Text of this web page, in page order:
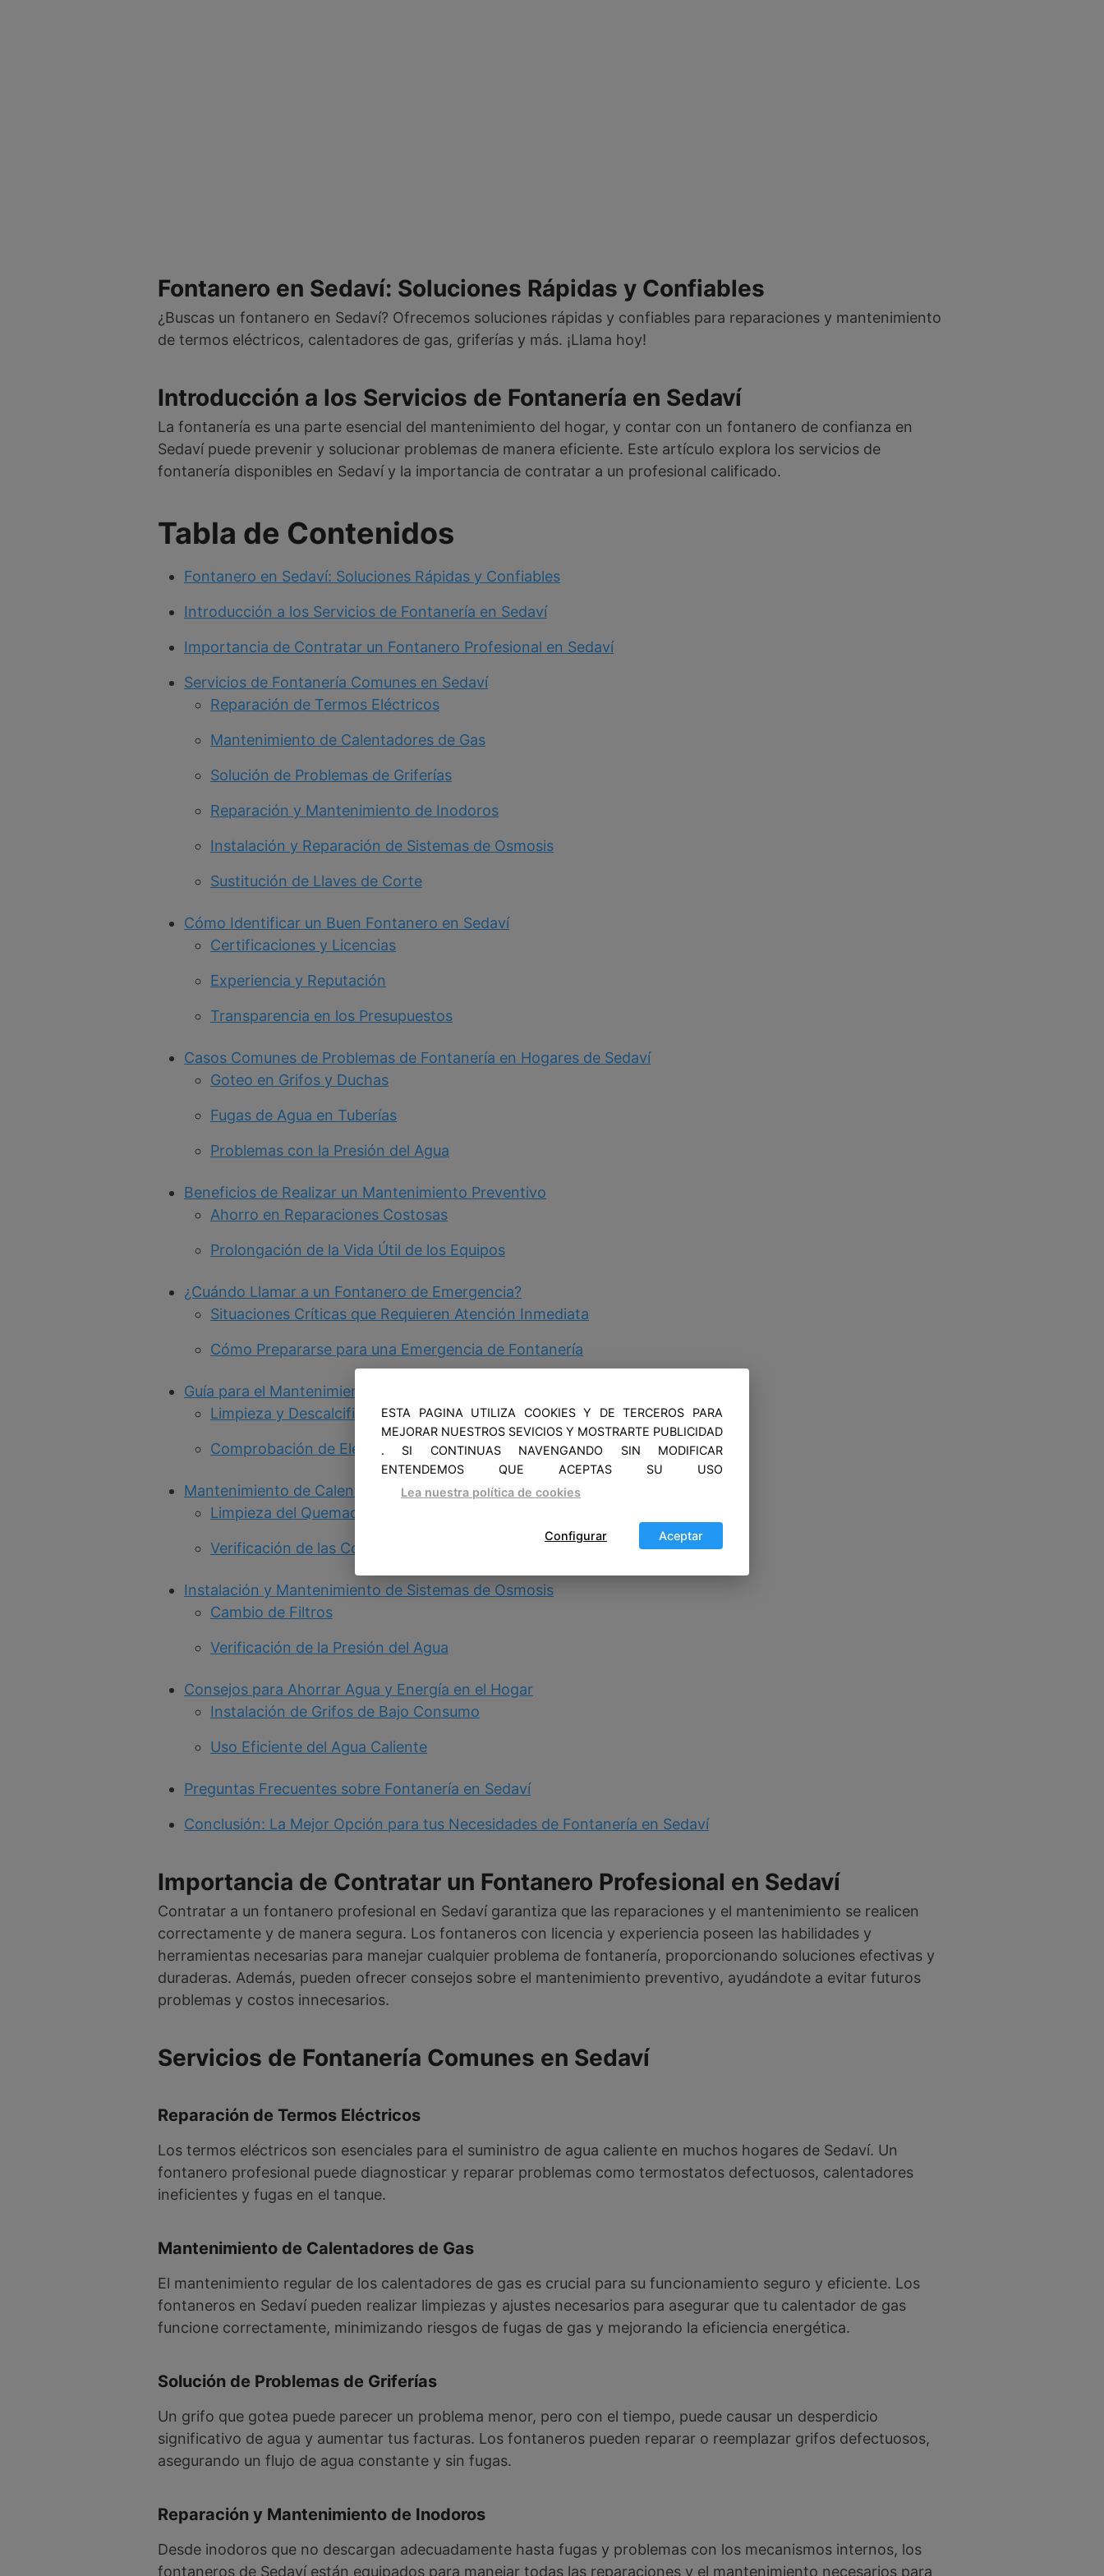
Fontanero en Sedaví: Soluciones Rápidas y Confiables
¿Buscas un fontanero en Sedaví? Ofrecemos soluciones rápidas y confiables para reparaciones y mantenimiento
de termos eléctricos, calentadores de gas, griferías y más. ¡Llama hoy!
Introducción a los Servicios de Fontanería en Sedaví
La fontanería es una parte esencial del mantenimiento del hogar, y contar con un fontanero de confianza en
Sedaví puede prevenir y solucionar problemas de manera eficiente. Este artículo explora los servicios de
fontanería disponibles en Sedaví y la importancia de contratar a un profesional calificado.
Tabla de Contenidos
Fontanero en Sedaví: Soluciones Rápidas y Confiables
Introducción a los Servicios de Fontanería en Sedaví
Importancia de Contratar un Fontanero Profesional en Sedaví
Servicios de Fontanería Comunes en Sedaví
Reparación de Termos Eléctricos
Mantenimiento de Calentadores de Gas
Solución de Problemas de Griferías
Reparación y Mantenimiento de Inodoros
Instalación y Reparación de Sistemas de Osmosis
Sustitución de Llaves de Corte
Cómo Identificar un Buen Fontanero en Sedaví
Certificaciones y Licencias
Experiencia y Reputación
Transparencia en los Presupuestos
Casos Comunes de Problemas de Fontanería en Hogares de Sedaví
Goteo en Grifos y Duchas
Fugas de Agua en Tuberías
Problemas con la Presión del Agua
Beneficios de Realizar un Mantenimiento Preventivo
Ahorro en Reparaciones Costosas
Prolongación de la Vida Útil de los Equipos
¿Cuándo Llamar a un Fontanero de Emergencia?
Situaciones Críticas que Requieren Atención Inmediata
Cómo Prepararse para una Emergencia de Fontanería
Guía para el Mantenimiento del Termo Eléctrico
Limpieza y Descalcificación
Comprobación de Elementos Eléctricos
Mantenimiento de Calentadores de Gas
Limpieza del Quemador
Verificación de las Conexiones de Gas
Instalación y Mantenimiento de Sistemas de Osmosis
Cambio de Filtros
Verificación de la Presión del Agua
Consejos para Ahorrar Agua y Energía en el Hogar
Instalación de Grifos de Bajo Consumo
Uso Eficiente del Agua Caliente
Preguntas Frecuentes sobre Fontanería en Sedaví
Conclusión: La Mejor Opción para tus Necesidades de Fontanería en Sedaví
Importancia de Contratar un Fontanero Profesional en Sedaví
Contratar a un fontanero profesional en Sedaví garantiza que las reparaciones y el mantenimiento se realicen
correctamente y de manera segura. Los fontaneros con licencia y experiencia poseen las habilidades y
herramientas necesarias para manejar cualquier problema de fontanería, proporcionando soluciones efectivas y
duraderas. Además, pueden ofrecer consejos sobre el mantenimiento preventivo, ayudándote a evitar futuros
problemas y costos innecesarios.
Servicios de Fontanería Comunes en Sedaví
Reparación de Termos Eléctricos
Los termos eléctricos son esenciales para el suministro de agua caliente en muchos hogares de Sedaví. Un
fontanero profesional puede diagnosticar y reparar problemas como termostatos defectuosos, calentadores
ineficientes y fugas en el tanque.
Mantenimiento de Calentadores de Gas
El mantenimiento regular de los calentadores de gas es crucial para su funcionamiento seguro y eficiente. Los
fontaneros en Sedaví pueden realizar limpiezas y ajustes necesarios para asegurar que tu calentador de gas
funcione correctamente, minimizando riesgos de fugas de gas y mejorando la eficiencia energética.
Solución de Problemas de Griferías
Un grifo que gotea puede parecer un problema menor, pero con el tiempo, puede causar un desperdicio
significativo de agua y aumentar tus facturas. Los fontaneros pueden reparar o reemplazar grifos defectuosos,
asegurando un flujo de agua constante y sin fugas.
Reparación y Mantenimiento de Inodoros
Desde inodoros que no descargan adecuadamente hasta fugas y problemas con los mecanismos internos, los
fontaneros de Sedaví están equipados para manejar todas las reparaciones y el mantenimiento necesarios para
ESTA PAGINA UTILIZA COOKIES Y DE TERCEROS PARA
MEJORAR NUESTROS SEVICIOS Y MOSTRARTE PUBLICIDAD
. SI CONTINUAS NAVENGANDO SIN MODIFICAR
ENTENDEMOS QUE ACEPTAS SU USO
Lea nuestra política de cookies
Aceptar
Configurar